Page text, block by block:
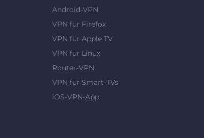
Android-VPN
VPN für Firefox
VPN für Apple TV
VPN für Linux
Router-VPN
VPN für Smart-TVs
iOS-VPN-App